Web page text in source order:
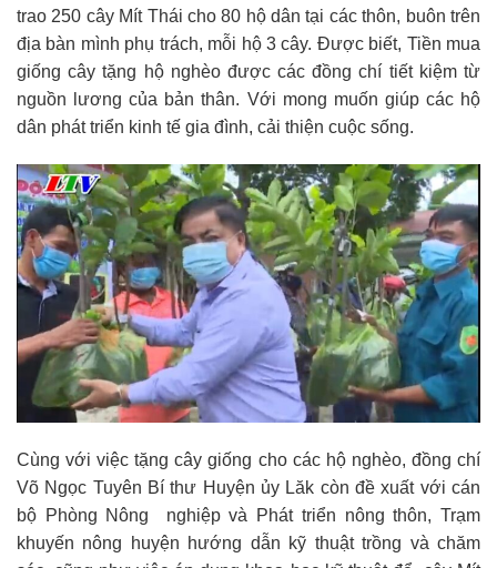
trao 250 cây Mít Thái cho 80 hộ dân tại các thôn, buôn trên
địa bàn mình phụ trách, mỗi hộ 3 cây. Được biết, Tiền mua
giống cây tặng hộ nghèo được các đồng chí tiết kiệm từ
nguồn lương của bản thân. Với mong muốn giúp các hộ
dân phát triển kinh tế gia đình, cải thiện cuộc sống.
Cùng với việc tặng cây giống cho các hộ nghèo, đồng chí
Võ Ngọc Tuyên Bí thư Huyện ủy Lăk còn đề xuất với cán
bộ Phòng Nông nghiệp và Phát triển nông thôn, Trạm
khuyến nông huyện hướng dẫn kỹ thuật trồng và chăm